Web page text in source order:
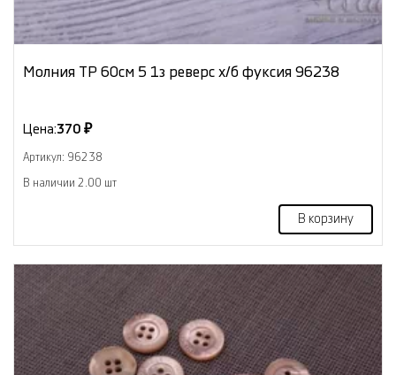
Молния ТР 60см 5 1з реверс х/б фуксия 96238
Цена:370 ₽
Артикул: 96238
В наличии 2.00 шт
В корзину